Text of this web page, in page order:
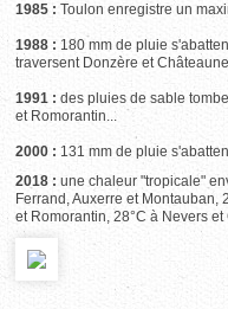
1985 : Toulon enregistre un
1988 : 180 mm de pluie
traversent Donzère et
1991 : des pluies de sable
et Romorantin...
2000 : 131 mm de pluie
2018 : une chaleur "tropicale"
Ferrand, Auxerre et Montauban,
et Romorantin, 28°C à Nevers